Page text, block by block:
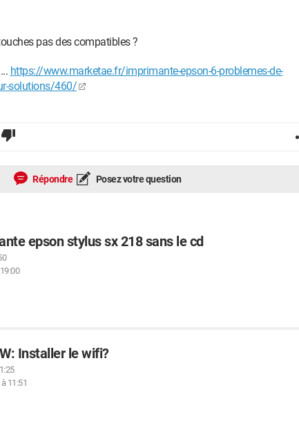
pas des compatibles ?
https://www.marketae.fr/imprimante-epson-6-problemes-de-
solutions/460/
Répondre Posez votre question
epson stylus sx 218 sans le cd
Installer le wifi?
11:51